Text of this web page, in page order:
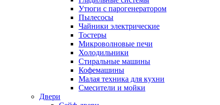
Утюги с парогенератором
Пылесосы
Чайники электрические
Тостеры
Микроволновые печи
Холодильники
Стиральные машины
Кофемашины
Малая техника для кухни
Смесители и мойки
Двери